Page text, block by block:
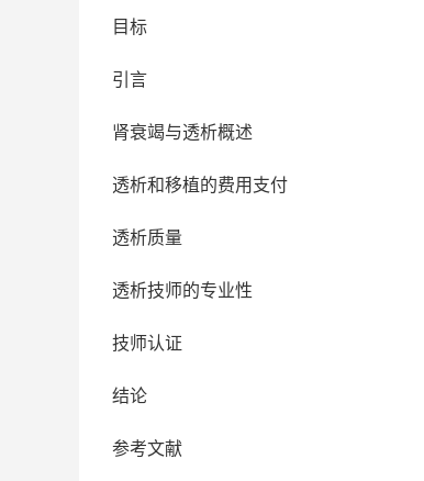
目标
引言
肾衰竭与透析概述
透析和移植的费用支付
透析质量
透析技师的专业性
技师认证
结论
参考文献